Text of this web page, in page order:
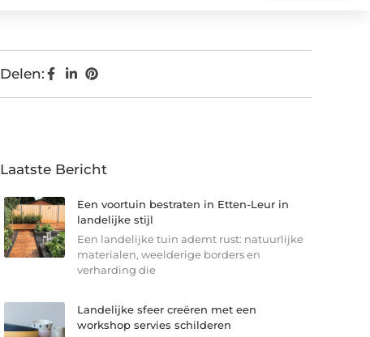
Delen:
Laatste Bericht
Een voortuin bestraten in Etten-Leur in
landelijke stijl
Een landelijke tuin ademt rust: natuurlijke
materialen, weelderige borders en
verharding die
Landelijke sfeer creëren met een
workshop servies schilderen